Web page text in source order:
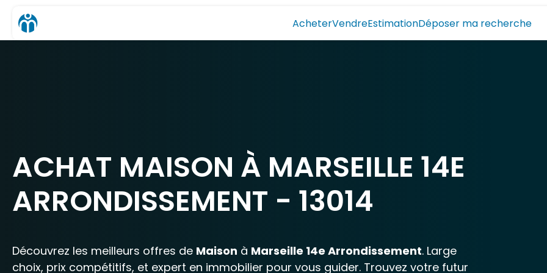
AcheterVendreEstimationDéposer ma recherche
ACHAT MAISON À MARSEILLE 14E
ARRONDISSEMENT - 13014
Découvrez les meilleurs offres de Maison à Marseille 14e Arrondissement. Large
choix, prix compétitifs, et expert en immobilier pour vous guider. Trouvez votre futur